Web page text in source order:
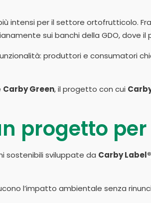
intensi per il settore ortofrutticolo.
sui banchi della GDO, dove
produttori e consumatori
Carby Green, il progetto con cui
progetto
sostenibili sviluppate da Carby Label®
l’impatto ambientale senza